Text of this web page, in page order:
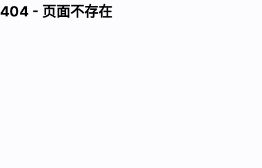
404 - 页面不存在